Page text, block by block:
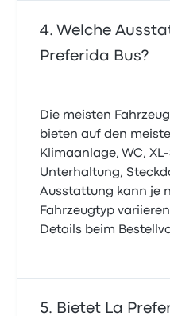
Welche
Preferida Bus?
Die meisten
bieten auf den
Klimaanlage, WC,
Unterhaltung,
Ausstattung kann je
Fahrzeugtyp
Details beim
Bietet La